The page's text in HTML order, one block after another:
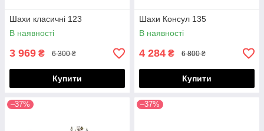
Шахи класичні 123
В наявності
3 969 ₴ 6 300 ₴
Купити
Шахи Консул 135
В наявності
4 284 ₴ 6 800 ₴
Купити
–37% –37%